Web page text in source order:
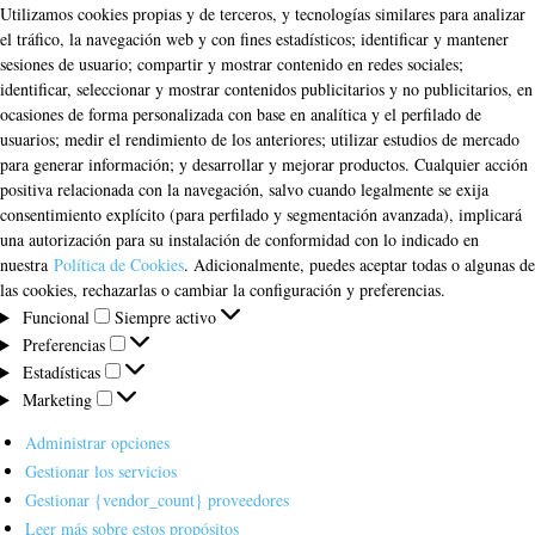
Utilizamos cookies propias y de terceros, y tecnologías similares para analizar
el tráfico, la navegación web y con fines estadísticos; identificar y mantener
sesiones de usuario; compartir y mostrar contenido en redes sociales;
identificar, seleccionar y mostrar contenidos publicitarios y no publicitarios, en
ocasiones de forma personalizada con base en analítica y el perfilado de
usuarios; medir el rendimiento de los anteriores; utilizar estudios de mercado
para generar información; y desarrollar y mejorar productos. Cualquier acción
positiva relacionada con la navegación, salvo cuando legalmente se exija
consentimiento explícito (para perfilado y segmentación avanzada), implicará
una autorización para su instalación de conformidad con lo indicado en
nuestra Política de Cookies. Adicionalmente, puedes aceptar todas o algunas de
las cookies, rechazarlas o cambiar la configuración y preferencias.
Funcional
Funcional
Siempre activo
Preferencias
Preferencias
Estadísticas
Estadísticas
Marketing
Marketing
Administrar opciones
Gestionar los servicios
Gestionar {vendor_count} proveedores
Leer más sobre estos propósitos